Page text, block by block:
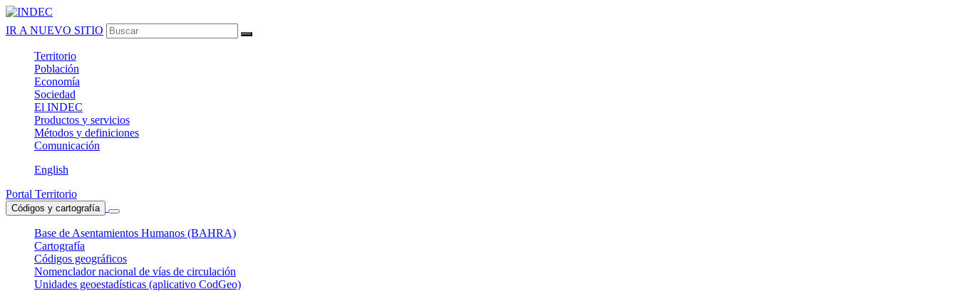
IR A NUEVO SITIO
Territorio
Población
Economía
Sociedad
El INDEC
Productos y servicios
Métodos y definiciones
Comunicación
English
Portal Territorio
Códigos y cartografía
Base de Asentamientos Humanos (BAHRA)
Cartografía
Códigos geográficos
Nomenclador nacional de vías de circulación
Unidades geoestadísticas (aplicativo CodGeo)